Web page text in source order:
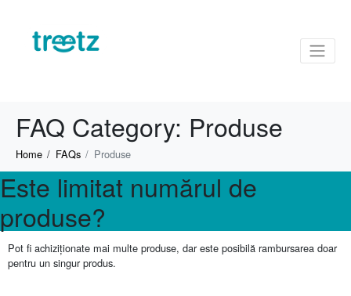
FAQ Category: Produse
Home FAQs Produse
Este limitat numărul de
produse?
Pot fi achiziționate mai multe produse, dar este posibilă rambursarea doar
pentru un singur produs.